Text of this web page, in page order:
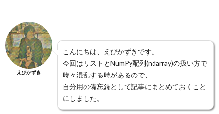
えびかずき
こんにちは、えびかずきです。
今回はリストとNumPy配列(ndarray)の扱い方で
時々混乱する時があるので、
自分用の備忘録として記事にまとめておくこと
にしました。